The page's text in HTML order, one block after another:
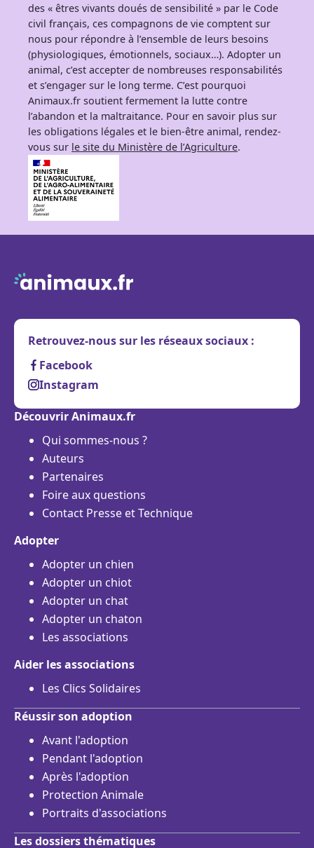
des « êtres vivants doués de sensibilité » par le Code
civil français, ces compagnons de vie comptent sur
nous pour répondre à l’ensemble de leurs besoins
(physiologiques, émotionnels, sociaux…). Adopter un
animal, c’est accepter de nombreuses responsabilités
et s’engager sur le long terme. C’est pourquoi
Animaux.fr soutient fermement la lutte contre
l’abandon et la maltraitance. Pour en savoir plus sur
les obligations légales et le bien-être animal, rendez-
vous sur le site du Ministère de l’Agriculture.
Retrouvez-nous sur les réseaux sociaux :
Facebook
Instagram
Découvrir Animaux.fr
Qui sommes-nous ?
Auteurs
Partenaires
Foire aux questions
Contact Presse et Technique
Adopter
Adopter un chien
Adopter un chiot
Adopter un chat
Adopter un chaton
Les associations
Aider les associations
Les Clics Solidaires
Réussir son adoption
Avant l'adoption
Pendant l'adoption
Après l'adoption
Protection Animale
Portraits d'associations
Les dossiers thématiques